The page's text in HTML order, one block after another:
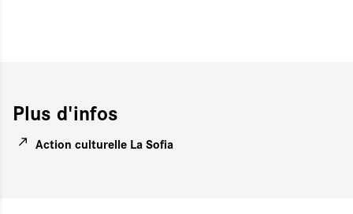
Plus d'infos
Action culturelle La Sofia